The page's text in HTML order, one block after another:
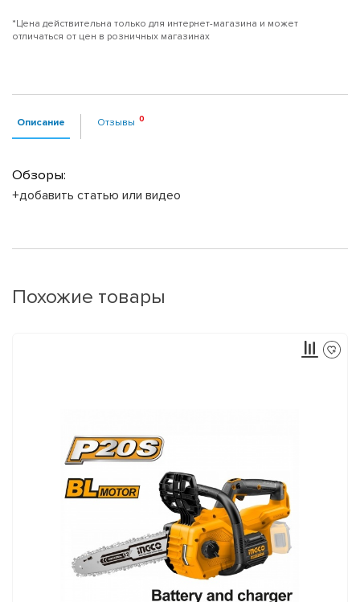
*Цена действительна только для интернет-магазина и может
отличаться от цен в розничных магазинах
Описание Отзывы
Обзоры:
+добавить статью или видео
Похожие товары